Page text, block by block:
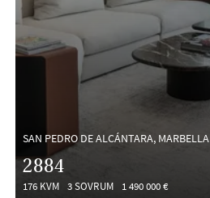
SAN PEDRO DE ALCÁNTARA, MARBELLA
2884
176 KVM 3 SOVRUM 1 490 000 €